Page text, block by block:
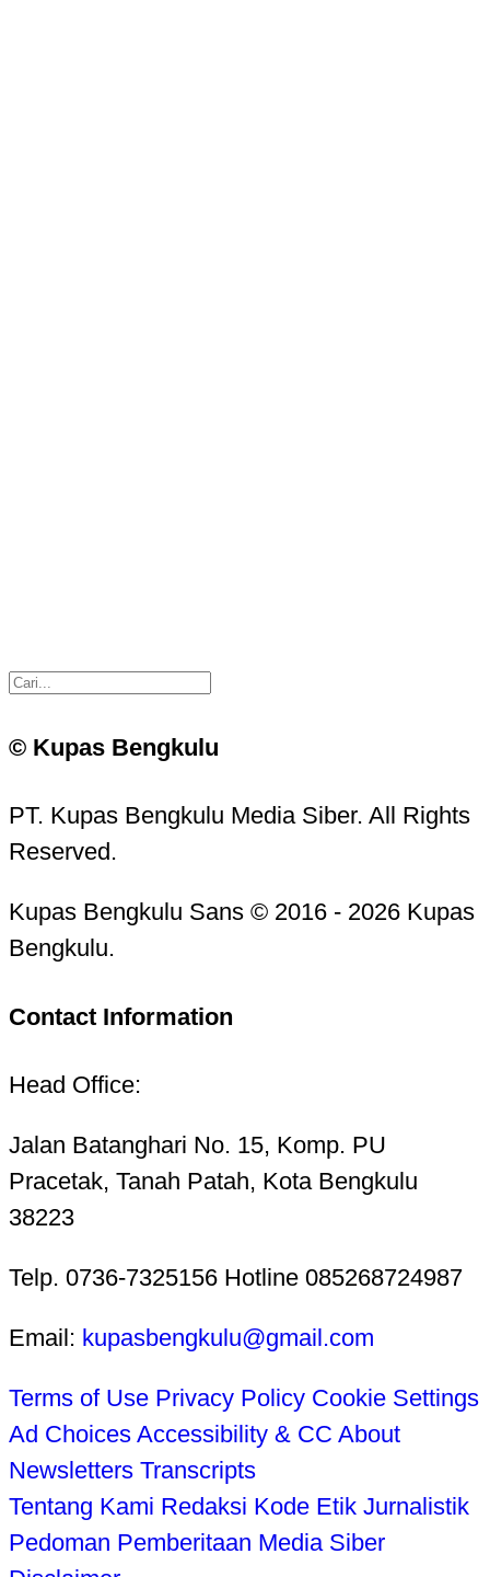
© Kupas Bengkulu
PT. Kupas Bengkulu Media Siber. All Rights
Reserved.
Kupas Bengkulu Sans © 2016 - 2026 Kupas
Bengkulu.
Contact Information
Head Office:
Jalan Batanghari No. 15, Komp. PU
Pracetak, Tanah Patah, Kota Bengkulu
38223
Telp. 0736-7325156 Hotline 085268724987
Email: kupasbengkulu@gmail.com
Terms of Use Privacy Policy Cookie Settings
Ad Choices Accessibility & CC About
Newsletters Transcripts
Tentang Kami Redaksi Kode Etik Jurnalistik
Pedoman Pemberitaan Media Siber